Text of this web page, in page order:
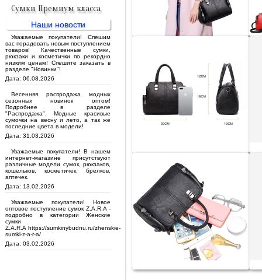
Сумки Премиум класса
Наши новости
Уважаемые покупатели! Спешим
вас порадовать новым поступлением
товаров! Качественные сумки,
рюкзаки и косметички по рекордно
низким ценам! Спешите заказать в
разделе "Новинки"!
Дата: 06.08.2026
Весенняя распродажа модных
сезонных новинок оптом!
Подробнее в разделе
"Распродажа". Модные красивые
сумочки на весну и лето, а так же
последние цвета в модели!
Дата: 31.03.2026
Уважаемые покупатели! В нашем
интернет-магазине присутствуют
различные модели сумок, рюкзаков,
кошельков, косметичек, брелков,
аптечек.
Дата: 13.02.2026
Уважаемые покупатели! Новое
оптовое поступление сумок Z.A.R.A -
подробно в категории Женские
сумки
Z.A.R.A https://sumkinybudnu.ru/zhenskie-
sumki-z-a-r-a/
Дата: 03.02.2026